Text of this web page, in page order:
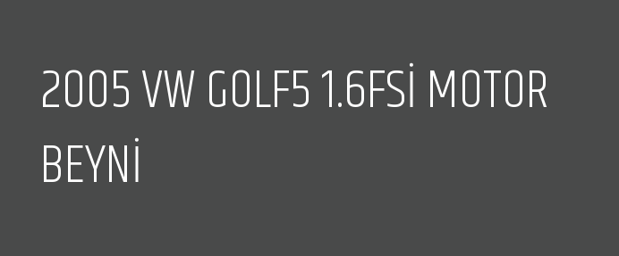
2005 VW GOLF5 1.6FSİ MOTOR
BEYNİ